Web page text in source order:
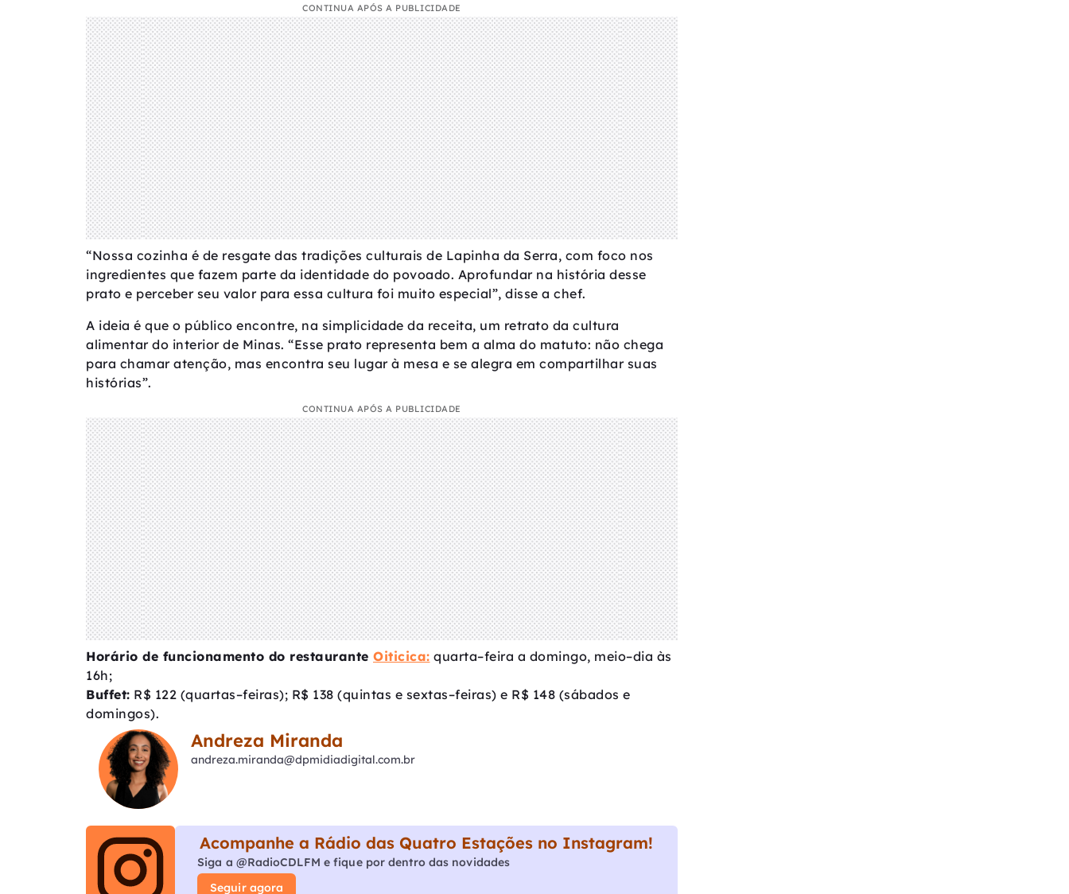
CONTINUA APÓS A PUBLICIDADE
“Nossa cozinha é de resgate das tradições culturais de Lapinha da Serra, com foco nos
ingredientes que fazem parte da identidade do povoado. Aprofundar na história desse
prato e perceber seu valor para essa cultura foi muito especial”, disse a chef.
A ideia é que o público encontre, na simplicidade da receita, um retrato da cultura
alimentar do interior de Minas. “Esse prato representa bem a alma do matuto: não chega
para chamar atenção, mas encontra seu lugar à mesa e se alegra em compartilhar suas
histórias”.
CONTINUA APÓS A PUBLICIDADE
Horário de funcionamento do restaurante Oiticica: quarta–feira a domingo, meio–dia às
16h;
Buffet: R$ 122 (quartas–feiras); R$ 138 (quintas e sextas–feiras) e R$ 148 (sábados e
domingos).
Andreza Miranda
andreza.miranda@dpmidiadigital.com.br
Acompanhe a Rádio das Quatro Estações no Instagram!
Siga a @RadioCDLFM e fique por dentro das novidades
Seguir agora